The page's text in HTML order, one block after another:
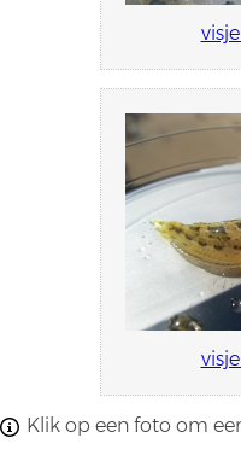
Klik op een foto om